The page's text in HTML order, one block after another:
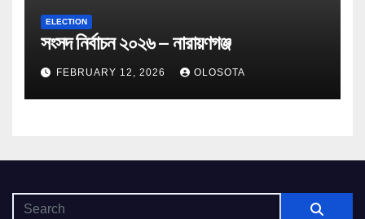
ELECTION
সংসদ নির্বাচন ২০২৬ – নারায়ণগঞ্জ
FEBRUARY 12, 2026 OLOSOTA